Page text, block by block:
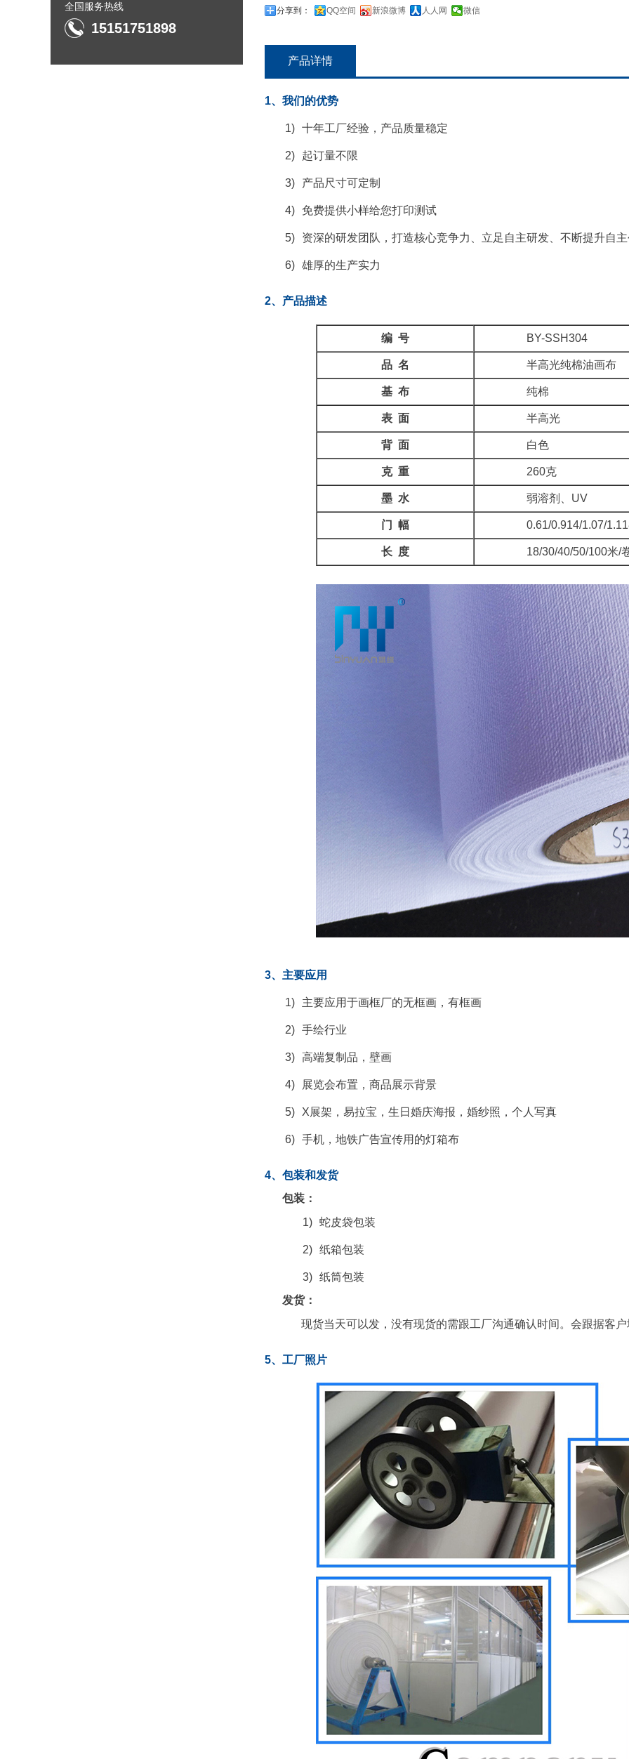
全国服务热线
15151751898
分享到： QQ空间 新浪微博 人人网 微信
产品详情
1、我们的优势
1) 十年工厂经验，产品质量稳定
2) 起订量不限
3) 产品尺寸可定制
4) 免费提供小样给您打印测试
5) 资深的研发团队，打造核心竞争力、立足自主研发、不断提升自
6) 雄厚的生产实力
2、产品描述
编 号 BY-SSH304
品 名 半高光纯棉油画布
基 布 纯棉
表 面 半高光
背 面 白色
克 重 260克
墨 水 弱溶剂、UV
门 幅 0.61/0.914/1.07/
长 度 18/30/40/50/100米/
3、主要应用
1) 主要应用于画框厂的无框画，有框画
2) 手绘行业
3) 高端复制品，壁画
4) 展览会布置，商品展示背景
5) X展架，易拉宝，生日婚庆海报，婚纱照，个人写真
6) 手机，地铁广告宣传用的灯箱布
4、包装和发货
包装：
1)
蛇皮袋包装
2) 纸箱包装
3)
纸筒包装
发货：
现货当天可以发，没有现货的需跟工厂沟通确认时间。会跟据客
5、工厂照片